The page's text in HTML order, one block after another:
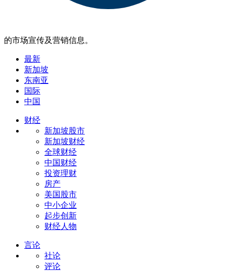
的市场宣传及营销信息。
最新
新加坡
东南亚
国际
中国
财经
新加坡股市
新加坡财经
全球财经
中国财经
投资理财
房产
美国股市
中小企业
起步创新
财经人物
言论
社论
评论